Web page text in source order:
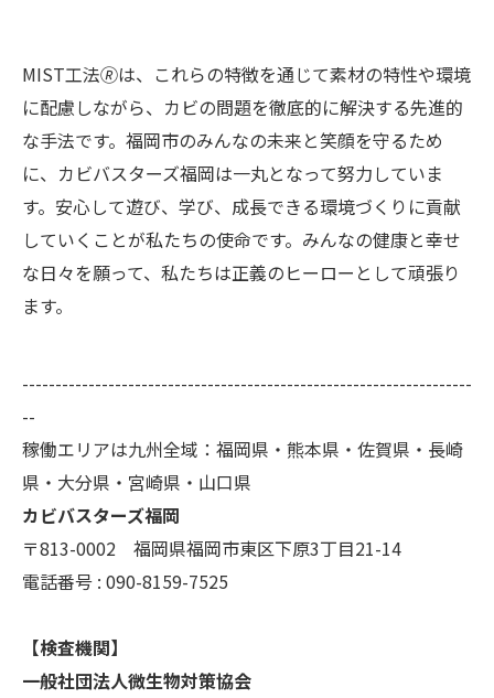
MIST工法🄬は、これらの特徴を通じて素材の特性や環境
に配慮しながら、カビの問題を徹底的に解決する先進的
な手法です。福岡市のみんなの未来と笑顔を守るため
に、カビバスターズ福岡は一丸となって努力していま
す。安心して遊び、学び、成長できる環境づくりに貢献
していくことが私たちの使命です。みんなの健康と幸せ
な日々を願って、私たちは正義のヒーローとして頑張り
ます。
--------------------------------------------------------------------
--
稼働エリアは九州全域：福岡県・熊本県・佐賀県・長崎
県・大分県・宮崎県・山口県
カビバスターズ福岡
〒813-0002 福岡県福岡市東区下原3丁目21-14
電話番号 : 090-8159-7525
【検査機関】
一般社団法人微生物対策協会